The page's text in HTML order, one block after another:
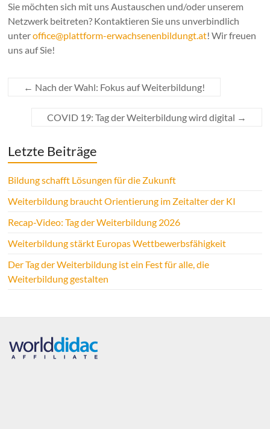
Sie möchten sich mit uns Austauschen und/oder unserem
Netzwerk beitreten? Kontaktieren Sie uns unverbindlich
unteroffice@plattform-erwachsenenbildungt.at! Wir freuen
uns auf Sie!
← Nach der Wahl: Fokus auf Weiterbildung!
COVID 19: Tag der Weiterbildung wird digital →
Letzte Beiträge
Bildung schafft Lösungen für die Zukunft
Weiterbildung braucht Orientierung im Zeitalter der KI
Recap-Video: Tag der Weiterbildung 2026
Weiterbildung stärkt Europas Wettbewerbsfähigkeit
Der Tag der Weiterbildung ist ein Fest für alle, die
Weiterbildung gestalten